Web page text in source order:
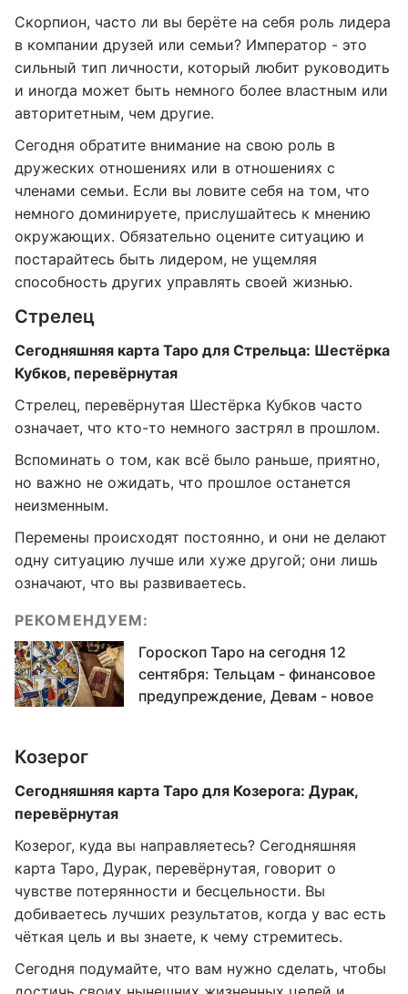
Скорпион, часто ли вы берёте на себя роль лидера
в компании друзей или семьи? Император - это
сильный тип личности, который любит руководить
и иногда может быть немного более властным или
авторитетным, чем другие.
Сегодня обратите внимание на свою роль в
дружеских отношениях или в отношениях с
членами семьи. Если вы ловите себя на том, что
немного доминируете, прислушайтесь к мнению
окружающих. Обязательно оцените ситуацию и
постарайтесь быть лидером, не ущемляя
способность других управлять своей жизнью.
Стрелец
Сегодняшняя карта Таро для Стрельца: Шестёрка
Кубков, перевёрнутая
Стрелец, перевёрнутая Шестёрка Кубков часто
означает, что кто-то немного застрял в прошлом.
Вспоминать о том, как всё было раньше, приятно,
но важно не ожидать, что прошлое останется
неизменным.
Перемены происходят постоянно, и они не делают
одну ситуацию лучше или хуже другой; они лишь
означают, что вы развиваетесь.
РЕКОМЕНДУЕМ:
Гороскоп Таро на сегодня 12
сентября: Тельцам - финансовое
предупреждение, Девам - новое
Козерог
Сегодняшняя карта Таро для Козерога: Дурак,
перевёрнутая
Козерог, куда вы направляетесь? Сегодняшняя
карта Таро, Дурак, перевёрнутая, говорит о
чувстве потерянности и бесцельности. Вы
добиваетесь лучших результатов, когда у вас есть
чёткая цель и вы знаете, к чему стремитесь.
Сегодня подумайте, что вам нужно сделать, чтобы